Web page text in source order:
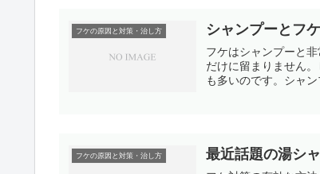
フケの原因と対策・治し方 シャンプーとフ
フケはシャンプーと
だけに留まりません
も多いのです。シャ
フケの原因と対策・治し方 最近話題の湯シ